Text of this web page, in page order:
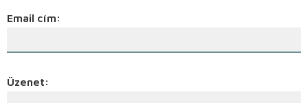
Email cím:
Üzenet: